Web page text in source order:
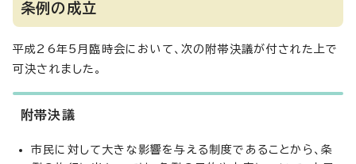
条例の成立
平成26年5月臨時会において、次の附帯決議が付された上で
可決されました。
附帯決議
市民に対して大きな影響を与える制度であることから、条